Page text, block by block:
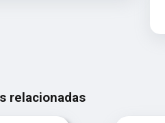
relacionadas